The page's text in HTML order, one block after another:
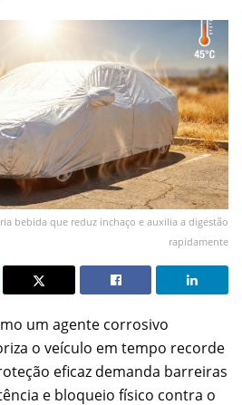
bebida que reduz inchaço e auxilia a digestão
rapidamente
um agente corrosivo
o veículo em tempo recorde
eficaz demanda barreiras
e bloqueio físico contra o